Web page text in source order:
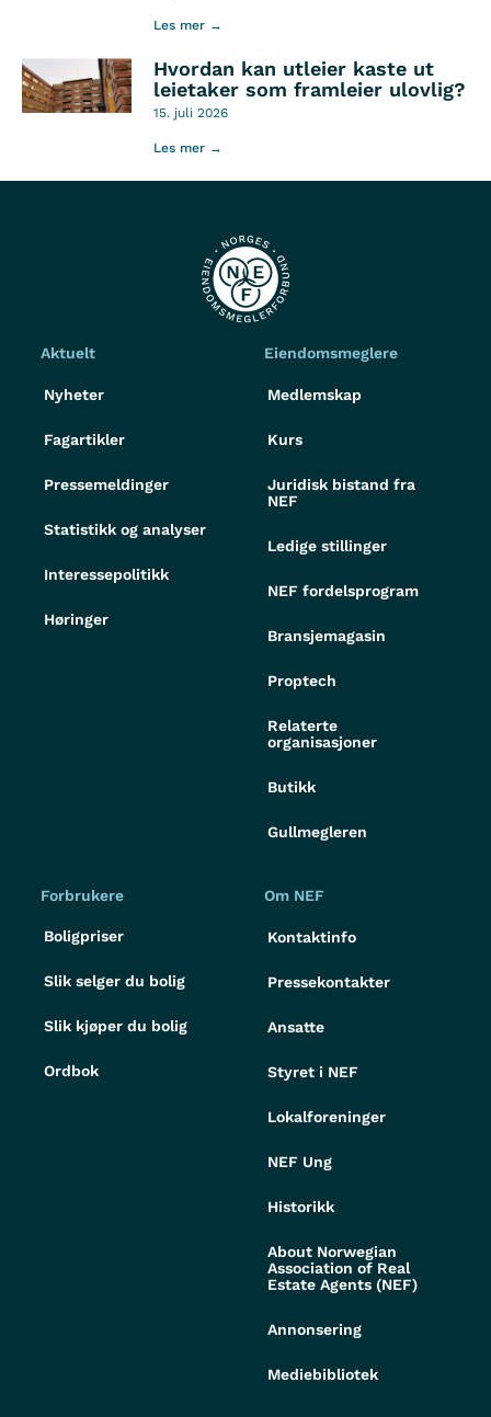
Les mer →
Hvordan kan utleier kaste ut
leietaker som framleier ulovlig?
15. juli 2026
Les mer →
Aktuelt
Nyheter
Fagartikler
Pressemeldinger
Statistikk og analyser
Interessepolitikk
Høringer
Eiendomsmeglere
Medlemskap
Kurs
Juridisk bistand fra
NEF
Ledige stillinger
NEF fordelsprogram
Bransjemagasin
Proptech
Relaterte
organisasjoner
Butikk
Gullmegleren
Forbrukere
Boligpriser
Slik selger du bolig
Slik kjøper du bolig
Ordbok
Om NEF
Kontaktinfo
Pressekontakter
Ansatte
Styret i NEF
Lokalforeninger
NEF Ung
Historikk
About Norwegian
Association of Real
Estate Agents (NEF)
Annonsering
Mediebibliotek